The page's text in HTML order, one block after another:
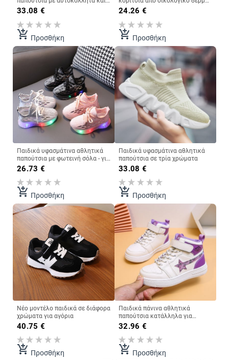
επιγραφή
33.08 €
add_shopping_cart Προσθήκη
με velcro και επιγραφή
24.26 €
add_shopping_cart Προσθήκη
Παιδικά υφασμάτινα αθλητικά
παπούτσια με φωτεινή σόλα - για
κορίτσια ή αγόρια
26.73 €
add_shopping_cart Προσθήκη
Παιδικά υφασμάτινα αθλητικά
παπούτσια σε τρία χρώματα
33.08 €
add_shopping_cart Προσθήκη
Νέο μοντέλο παιδικά σε διάφορα
χρώματα για αγόρια
40.75 €
add_shopping_cart Προσθήκη
Παιδικά πάνινα αθλητικά
παπούτσια κατάλληλα για
κορίτσια με κορδόνια και
32.96 €
add_shopping_cart Προσθήκη